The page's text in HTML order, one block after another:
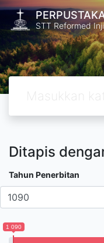
STT Reformed
Ditapis
Tahun Penerbitan
1 090